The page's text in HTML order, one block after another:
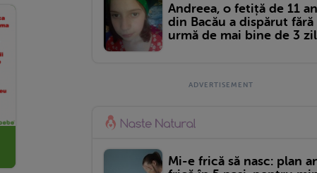
Andreea, o fetiță de 11
din Bacău a dispărut fără
urmă de mai bine de 3
Mi-e frică să nasc: plan